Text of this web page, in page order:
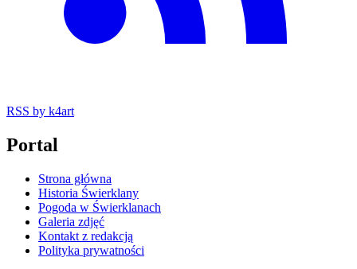
RSS by k4art
Portal
Strona główna
Historia Świerklany
Pogoda w Świerklanach
Galeria zdjęć
Kontakt z redakcją
Polityka prywatności